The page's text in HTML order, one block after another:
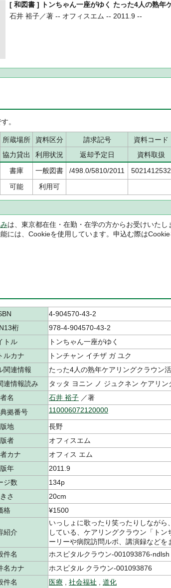
[ 和図書 ] トンちゃん一座がゆく たった4人の熟年
石井 裕子／著 -- オフィスエム -- 2011.9 --
。
所蔵場所 資料区分 請求記号 資料コード
協力貸出 利用状況 返却予定日 資料取扱
書庫 一般図書 /498.0/5810/2011 5021412532
可能 利用可
は、東京都在住・在勤・在学の方からお受けいたし
には、Cookieを使用しています。申込む際はCookie
4-904570-43-2
桁
978-4-904570-43-2
トル
トンちゃん一座がゆく
ルカナ
トンチャン イチザ ガ ユク
関連情報
たった4人の熟年ケアリングクラウン
連情報読み
タッタ ヨニン ノ ジュクネン ケアリ
名
石井 裕子 ／著
拠番号
110006072120000
地
長野
者
オフィスエム
カナ
オフィス エム
年
2011.9
ジ数
134p
さ
20cm
格
¥1500
紹介
いっしょに歌ったり笑ったりしなが
している、ケアリングクラウン「ト
ーリーや病院訪問ルポ、講演録などを
件名
ホスピタルクラウン-001093876-ndlsh
名カナ
ホスピタル クラウン-001093876
件名
医療 社会福祉 道化